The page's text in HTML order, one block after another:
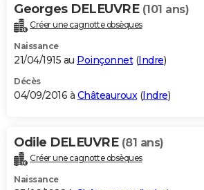
Bricolage
Lifestyle
Culture
Sport
Auto
Television
Voyage
Cinema
Georges DELEUVRE (101 ans)
Créer une cagnotte obsèques
Naissance
21/04/1915 au Poinçonnet(Indre)
Décès
04/09/2016 à Châteauroux(Indre)
Odile DELEUVRE (81 ans)
Créer une cagnotte obsèques
Naissance